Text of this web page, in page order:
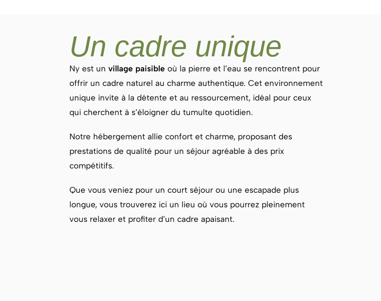
Un cadre unique
Ny est un village paisible où la pierre et l’eau se rencontrent pour
offrir un cadre naturel au charme authentique. Cet environnement
unique invite à la détente et au ressourcement, idéal pour ceux
qui cherchent à s’éloigner du tumulte quotidien.
Notre hébergement allie confort et charme, proposant des
prestations de qualité pour un séjour agréable à des prix
compétitifs.
Que vous veniez pour un court séjour ou une escapade plus
longue, vous trouverez ici un lieu où vous pourrez pleinement
vous relaxer et profiter d’un cadre apaisant.